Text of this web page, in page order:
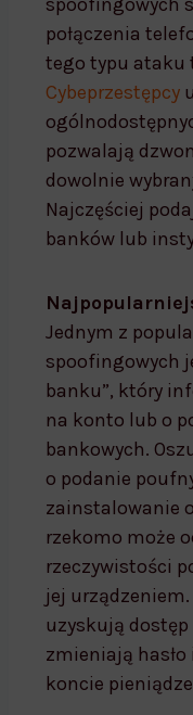
połączenia
tego typu ataku
Cybeprzestępcy
pozwalają
dowolnie
Najczęściej
banków lub
Jednym z
spoofingowych
banku”, który
na konto lub o
bankowych.
o podanie
zainstalowanie
rzekomo może
rzeczywistości
jej
uzyskują
zmieniają hasło
koncie